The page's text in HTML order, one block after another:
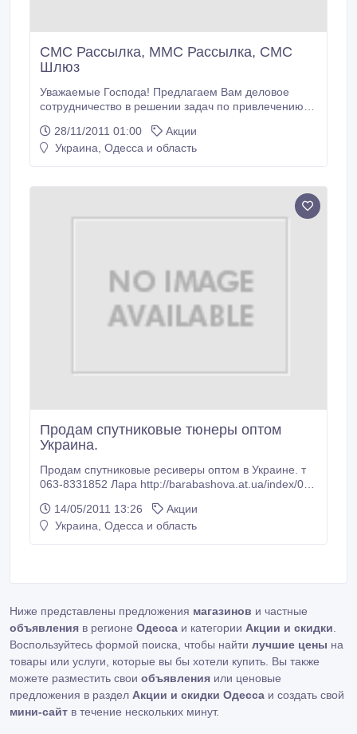
СМС Рассылка, ММС Рассылка, СМС
Шлюз
Уважаемые Господа! Предлагаем Вам деловое
сотрудничество в решении задач по привлечению
клиентов, укреплению бренда и продвижению
Вашего бизнеса. Агентство Мобильного Маркетинга
28/11/2011 01:00
Акции
Украина, Одесса и область
Продам спутниковые тюнеры оптом
Украина.
Продам спутниковые ресиверы оптом в Украине. т
063-8331852 Лара http://barabashova.at.ua/index/0-
комплекты спутниковых антенн систем спутникового
телевидения спутниковые тарелки. Так же вы
14/05/2011 13:26
Акции
Украина, Одесса и область
Ниже представлены предложения магазинов и частные
объявления в регионе Одесса и категории Акции и скидки
Воспользуйтесь формой поиска, чтобы найти лучшие цены на
товары или услуги, которые вы бы хотели купить. Вы также
можете разместить свои объявления или ценовые
предложения в раздел Акции и скидки Одесса и создать свой
мини-сайт в течение нескольких минут.